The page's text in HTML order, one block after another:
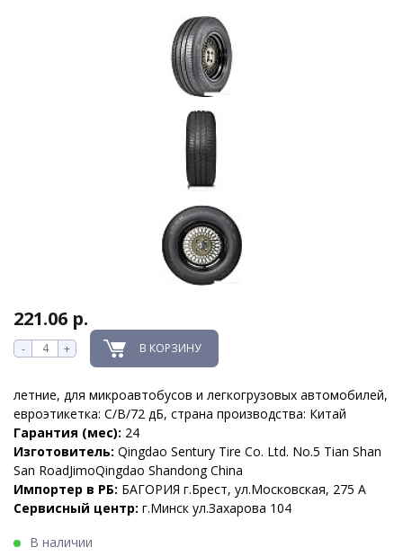
221.06 р.
- + В КОРЗИНУ
летние, для микроавтобусов и легкогрузовых автомобилей,
евроэтикетка: C/B/72 дБ, страна производства: Китай
Гарантия (мес): 24
Изготовитель: Qingdao Sentury Tire Co. Ltd. No.5 Tian Shan
San RoadJimoQingdao Shandong China
Импортер в РБ: БАГОРИЯ г.Брест, ул.Московская, 275 А
Сервисный центр: г.Минск ул.Захарова 104
В наличии